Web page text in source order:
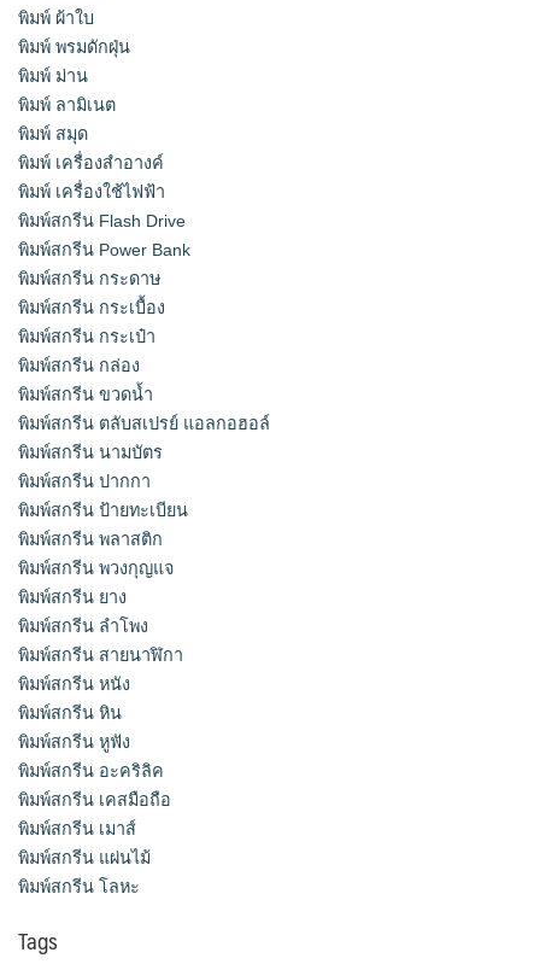
พิมพ์ ผ้าใบ
พิมพ์ พรมดักฝุ่น
พิมพ์ ม่าน
พิมพ์ ลามิเนต
พิมพ์ สมุด
พิมพ์ เครื่องสําอางค์
พิมพ์ เครื่องใช้ไฟฟ้า
พิมพ์สกรีน Flash Drive
พิมพ์สกรีน Power Bank
พิมพ์สกรีน กระดาษ
พิมพ์สกรีน กระเบื้อง
พิมพ์สกรีน กระเป๋า
พิมพ์สกรีน กล่อง
พิมพ์สกรีน ขวดน้ำ
พิมพ์สกรีน ตลับสเปรย์ แอลกอฮอล์
พิมพ์สกรีน นามบัตร
พิมพ์สกรีน ปากกา
พิมพ์สกรีน ป้ายทะเบียน
พิมพ์สกรีน พลาสติก
พิมพ์สกรีน พวงกุญแจ
พิมพ์สกรีน ยาง
พิมพ์สกรีน ลำโพง
พิมพ์สกรีน สายนาฬิกา
พิมพ์สกรีน หนัง
พิมพ์สกรีน หิน
พิมพ์สกรีน หูฟัง
พิมพ์สกรีน อะคริลิค
พิมพ์สกรีน เคสมือถือ
พิมพ์สกรีน เมาส์
พิมพ์สกรีน แผ่นไม้
พิมพ์สกรีน โลหะ
Tags